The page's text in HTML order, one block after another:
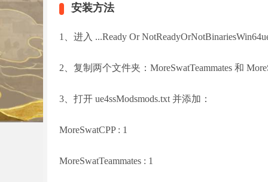
安装方法
1、进入 ...Ready Or
2、复制两个文件夹：MoreSwatTeammates 和
3、打开 ue4ssModsmods.txt 并添加：
MoreSwatCPP : 1
MoreSwatTeammates : 1